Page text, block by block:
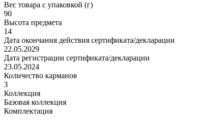
Вес товара с упаковкой (г)
90
Высота предмета
14
Дата окончания действия сертификата/декларации
22.05.2029
Дата регистрации сертификата/декларации
23.05.2024
Количество карманов
3
Коллекция
Базовая коллекция
Комплектация